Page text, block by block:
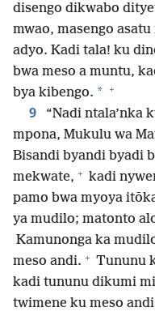
disengo dikwabo
mwao, masengo
adyo. Kadi tala! ku
bwa meso a muntu,
bya kibengo. * +
9
“Nadi ntala’nka
mpona, Mukulu wa
Bisandi byandi byadi
mekwate, + kadi
pamo bwa myoya
ya mudilo; matonto
Kamunonga ka
meso andi. + Tununu
kadi tununu dikumi
twimene ku meso